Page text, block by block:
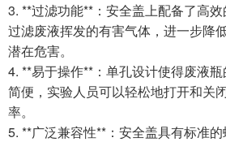
3. **过滤功能**：安全盖上配备了高
过滤废液挥发的有害气体，进一步降
潜在危害。
4. **易于操作**：单孔设计使得废液
简便，实验人员可以轻松地打开和关
率。
5. **广泛兼容性**：安全盖具有标准